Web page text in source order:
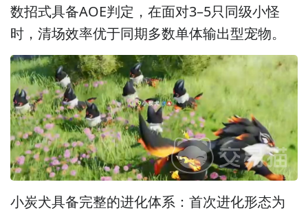
数招式具备AOE判定，在面对3–5只同级小怪
时，清场效率优于同期多数单体输出型宠物。
小炭犬具备完整的进化体系：首次进化形态为